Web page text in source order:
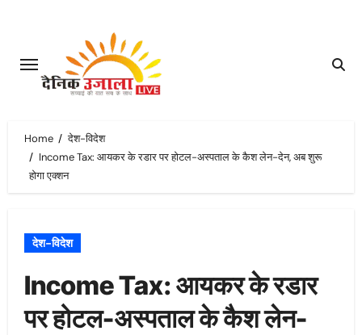
content
Home
देश-विदेश
Income Tax: आयकर के रडार पर होटल-अस्पताल के कैश लेन-देन, अब शुरू
होगा एक्शन
देश-विदेश
Income Tax: आयकर के रडार
पर होटल-अस्पताल के कैश लेन-